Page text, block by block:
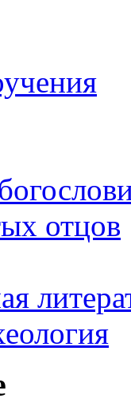
отцов